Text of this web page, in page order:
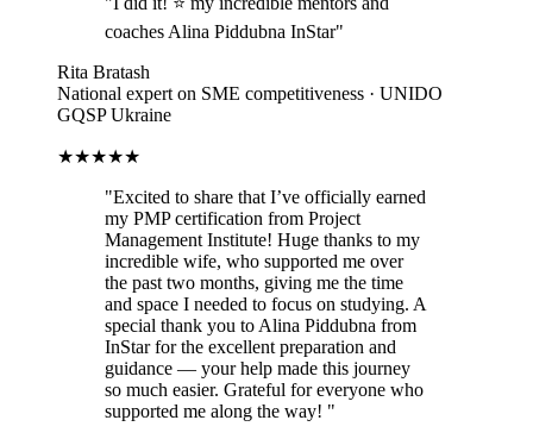
coaches Alina Piddubna InStar"
Rita Bratash
National expert on SME competitiveness · UNIDO
GQSP Ukraine
★★★★★
"Excited to share that I’ve officially earned
my PMP certification from Project
Management Institute! Huge thanks to my
incredible wife, who supported me over
the past two months, giving me the time
and space I needed to focus on studying. A
special thank you to Alina Piddubna from
InStar for the excellent preparation and
guidance — your help made this journey
so much easier. Grateful for everyone who
supported me along the way! "